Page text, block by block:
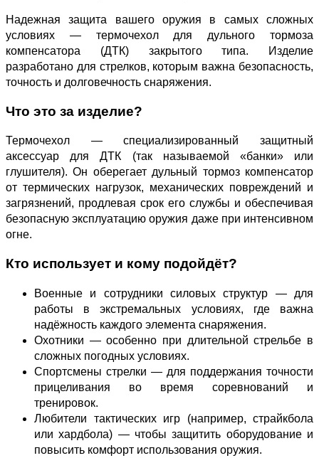
Надежная защита вашего оружия в самых сложных
условиях — термочехол для дульного тормоза
компенсатора (ДТК) закрытого типа. Изделие
разработано для стрелков, которым важна безопасность,
точность и долговечность снаряжения.
Что это за изделие?
Термочехол — специализированный защитный
аксессуар для ДТК (так называемой «банки» или
глушителя). Он оберегает дульный тормоз компенсатор
от термических нагрузок, механических повреждений и
загрязнений, продлевая срок его службы и обеспечивая
безопасную эксплуатацию оружия даже при интенсивном
огне.
Кто использует и кому подойдёт?
Военные и сотрудники силовых структур — для
работы в экстремальных условиях, где важна
надёжность каждого элемента снаряжения.
Охотники — особенно при длительной стрельбе в
сложных погодных условиях.
Спортсмены стрелки — для поддержания точности
прицеливания во время соревнований и
тренировок.
Любители тактических игр (например, страйкбола
или хардбола) — чтобы защитить оборудование и
повысить комфорт использования оружия.